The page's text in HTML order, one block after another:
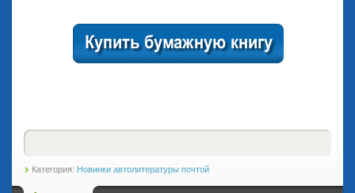
Категория: Новинки автолитературы почтой